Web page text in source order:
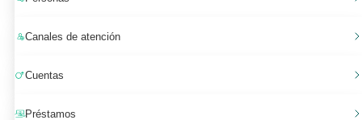
Canales de atención
Cuentas
Préstamos